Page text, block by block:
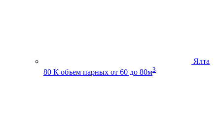
Ялта
80 К объем парных от 60 до 80м3